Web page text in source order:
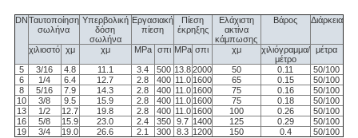
DN Ταυτοποίηση
σωλήνα
Υπερβολική
δόση
σωλήνα
Εργασιακή
πίεση
Πίεση
έκρηξης
Ελάχιστη
ακτίνα
κάμπωσης
Βάρος Διάρκεια
χιλιοστό χμ χμ MPa σπι MPa σπι χμ
χιλιόγραμμα/
μέτρο
μέτρα
5 3/16 4.8 11.1 3.4 500 13.82000 50 0.11
50/100
6
1/4 6.4 12.7 2.8 400 11.01600 65 0.15
50/100
8
5/16 7.9 14.3 2.8 400 11.01600 75 0.16
50/100
10
3/8 9.5 15.9 2.8 400 11.01600 75 0.18
50/100
13
1/2 12.7 19.8 2.8 400 11.01600 100 0.26
50/100
16
5/8 15.9 23.0 2.4 350 9.7 1400 125 0.29
50/100
19
3/4 19.0 26.6 2.1 300 8.3 1200 150 0.4 50/100